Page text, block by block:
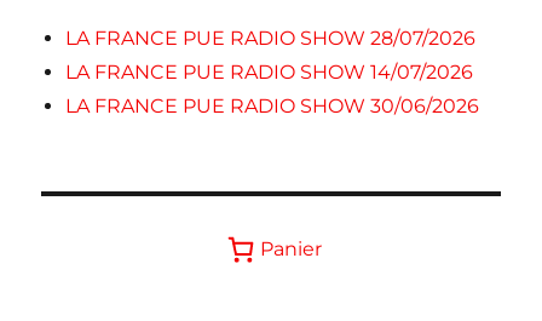
LA FRANCE PUE RADIO SHOW 28/07/2026
LA FRANCE PUE RADIO SHOW 14/07/2026
LA FRANCE PUE RADIO SHOW 30/06/2026
Panier